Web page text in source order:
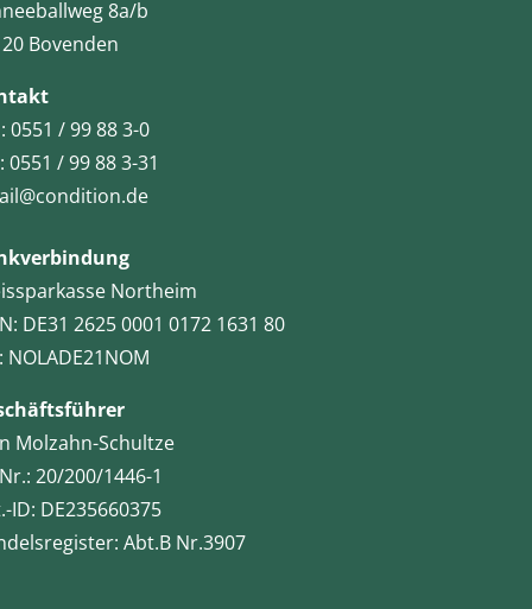
8a/b
Bovenden
0551 / 99 88 3-0
0551 / 99 88 3-31
Northeim
DE31 2625 0001 0172 1631 80
NOLADE21NOM
Molzahn-Schultze
20/200/1446-1
ID: DE235660375
Abt.B Nr.3907